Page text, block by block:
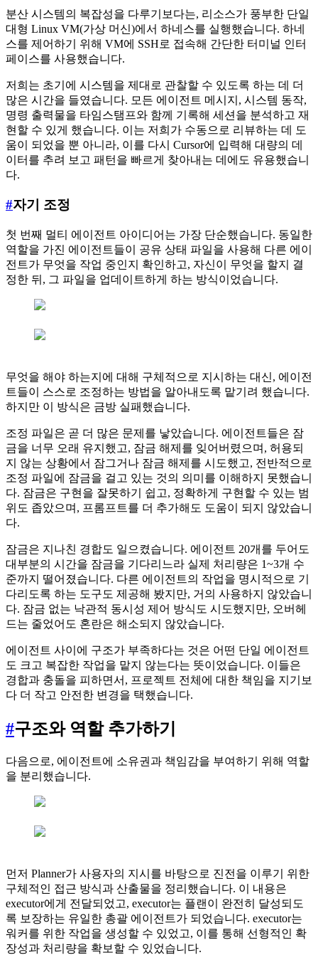
분산 시스템의 복잡성을 다루기보다는, 리소스가 풍부한 단일
대형 Linux VM(가상 머신)에서 하네스를 실행했습니다. 하네
스를 제어하기 위해 VM에 SSH로 접속해 간단한 터미널 인터
페이스를 사용했습니다.
저희는 초기에 시스템을 제대로 관찰할 수 있도록 하는 데 더
많은 시간을 들였습니다. 모든 에이전트 메시지, 시스템 동작,
명령 출력물을 타임스탬프와 함께 기록해 세션을 분석하고 재
현할 수 있게 했습니다. 이는 저희가 수동으로 리뷰하는 데 도
움이 되었을 뿐 아니라, 이를 다시 Cursor에 입력해 대량의 데
이터를 추려 보고 패턴을 빠르게 찾아내는 데에도 유용했습니
다.
#자기 조정
첫 번째 멀티 에이전트 아이디어는 가장 단순했습니다. 동일한
역할을 가진 에이전트들이 공유 상태 파일을 사용해 다른 에이
전트가 무엇을 작업 중인지 확인하고, 자신이 무엇을 할지 결
정한 뒤, 그 파일을 업데이트하게 하는 방식이었습니다.
무엇을 해야 하는지에 대해 구체적으로 지시하는 대신, 에이전
트들이 스스로 조정하는 방법을 알아내도록 맡기려 했습니다.
하지만 이 방식은 금방 실패했습니다.
조정 파일은 곧 더 많은 문제를 낳았습니다. 에이전트들은 잠
금을 너무 오래 유지했고, 잠금 해제를 잊어버렸으며, 허용되
지 않는 상황에서 잠그거나 잠금 해제를 시도했고, 전반적으로
조정 파일에 잠금을 걸고 있는 것의 의미를 이해하지 못했습니
다. 잠금은 구현을 잘못하기 쉽고, 정확하게 구현할 수 있는 범
위도 좁았으며, 프롬프트를 더 추가해도 도움이 되지 않았습니
다.
잠금은 지나친 경합도 일으켰습니다. 에이전트 20개를 두어도
대부분의 시간을 잠금을 기다리느라 실제 처리량은 1~3개 수
준까지 떨어졌습니다. 다른 에이전트의 작업을 명시적으로 기
다리도록 하는 도구도 제공해 봤지만, 거의 사용하지 않았습니
다. 잠금 없는 낙관적 동시성 제어 방식도 시도했지만, 오버헤
드는 줄었어도 혼란은 해소되지 않았습니다.
에이전트 사이에 구조가 부족하다는 것은 어떤 단일 에이전트
도 크고 복잡한 작업을 맡지 않는다는 뜻이었습니다. 이들은
경합과 충돌을 피하면서, 프로젝트 전체에 대한 책임을 지기보
다 더 작고 안전한 변경을 택했습니다.
#구조와 역할 추가하기
다음으로, 에이전트에 소유권과 책임감을 부여하기 위해 역할
을 분리했습니다.
먼저 Planner가 사용자의 지시를 바탕으로 진전을 이루기 위한
구체적인 접근 방식과 산출물을 정리했습니다. 이 내용은
executor에게 전달되었고, executor는 플랜이 완전히 달성되도
록 보장하는 유일한 총괄 에이전트가 되었습니다. executor는
워커를 위한 작업을 생성할 수 있었고, 이를 통해 선형적인 확
장성과 처리량을 확보할 수 있었습니다.